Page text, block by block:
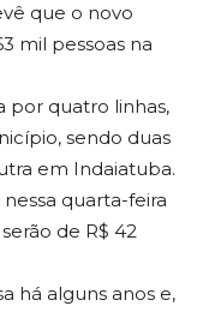
que o novo
mil pessoas na
por quatro linhas,
sendo duas
em Indaiatuba.
quarta-feira
de R$ 42
há alguns anos e,